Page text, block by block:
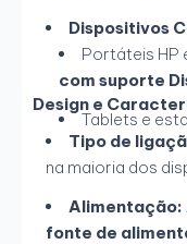
Dispositivos
Portáteis HP
com suporte
Tablets e
Design e
Tipo de
na maioria dos
Alimentação:
fonte de